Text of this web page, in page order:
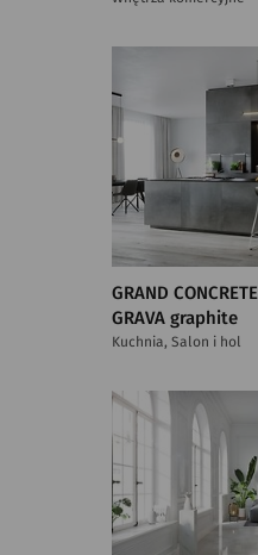
GRAND CONCRETE
GRAVA graphite
Kuchnia, Salon i hol